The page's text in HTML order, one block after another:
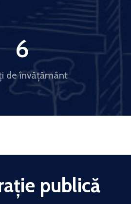
de învățământ
6
publică